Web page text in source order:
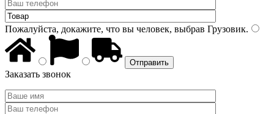
Пожалуйста, докажите, что вы человек, выбрав Грузовик.
Заказать звонок